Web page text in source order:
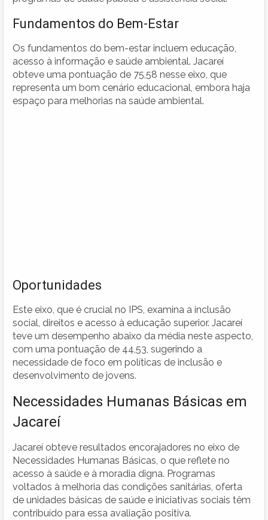
Fundamentos do Bem-Estar
Os fundamentos do bem-estar incluem educação,
acesso à informação e saúde ambiental. Jacareí
obteve uma pontuação de 75,58 nesse eixo, que
representa um bom cenário educacional, embora haja
espaço para melhorias na saúde ambiental.
Oportunidades
Este eixo, que é crucial no IPS, examina a inclusão
social, direitos e acesso à educação superior. Jacareí
teve um desempenho abaixo da média neste aspecto,
com uma pontuação de 44,53, sugerindo a
necessidade de foco em políticas de inclusão e
desenvolvimento de jovens.
Necessidades Humanas Básicas em
Jacareí
Jacareí obteve resultados encorajadores no eixo de
Necessidades Humanas Básicas, o que reflete no
acesso à saúde e à moradia digna. Programas
voltados à melhoria das condições sanitárias, oferta
de unidades básicas de saúde e iniciativas sociais têm
contribuído para essa avaliação positiva.